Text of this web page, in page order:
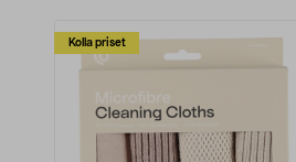
Kolla priset